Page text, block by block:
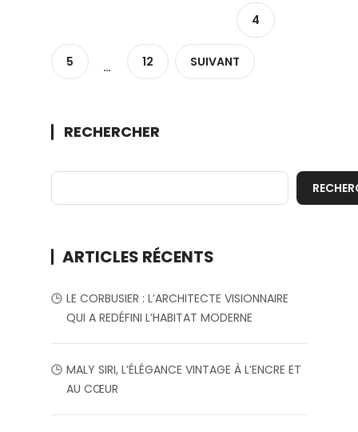
4
5 … 12 SUIVANT
RECHERCHER
ARTICLES RÉCENTS
LE CORBUSIER : L’ARCHITECTE VISIONNAIRE
QUI A REDÉFINI L’HABITAT MODERNE
MALY SIRI, L’ÉLÉGANCE VINTAGE À L’ENCRE ET
AU CŒUR